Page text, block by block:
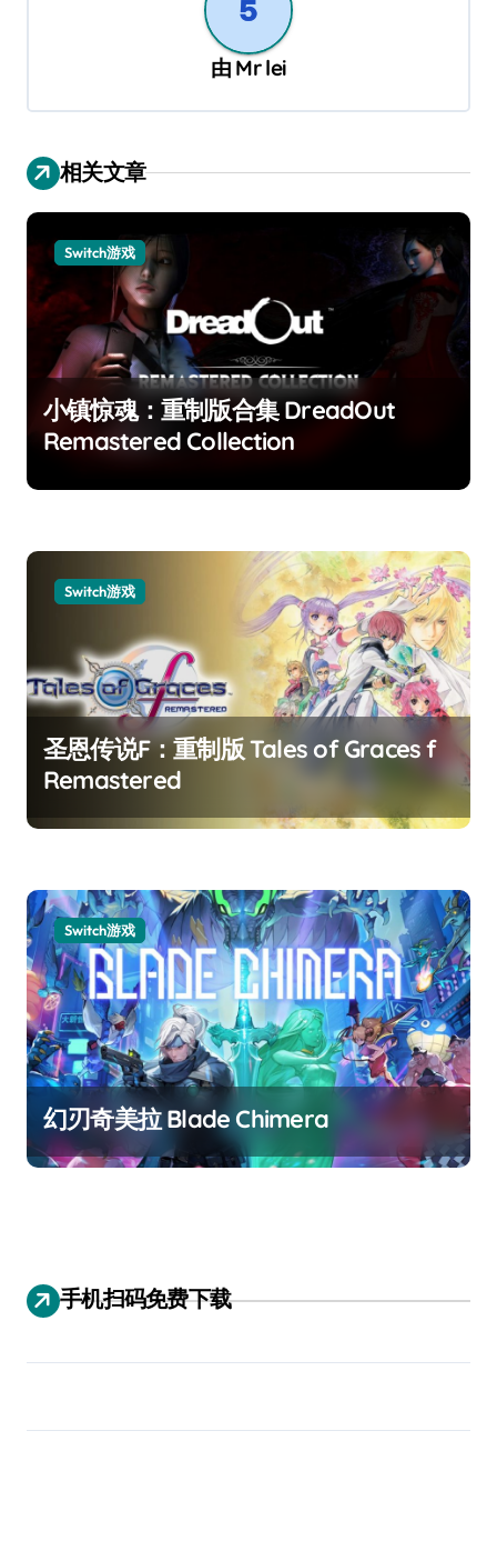
由 Mr lei
相关文章
Switch游戏
小镇惊魂：重制版合集 DreadOut
Remastered Collection
Switch游戏
圣恩传说F：重制版 Tales of Graces f
Remastered
Switch游戏
幻刃奇美拉 Blade Chimera
手机扫码免费下载